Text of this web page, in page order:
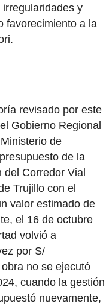
y
favorecimiento a la
revisado por este
Gobierno Regional
de
de la
del Corredor Vial
Trujillo con el
valor estimado de
el 16 de octubre
volvió a
por S/
no se ejecutó
cuando la gestión
nuevamente,